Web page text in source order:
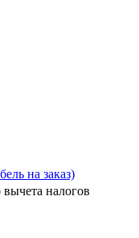
на заказ)
вычета налогов